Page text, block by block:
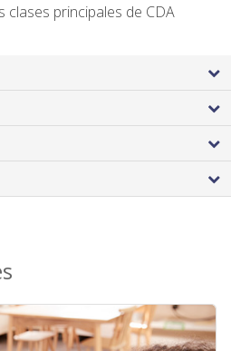
clases principales de CDA